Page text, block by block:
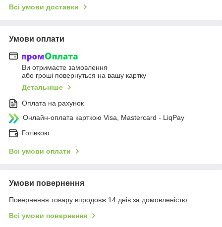
Всі умови доставки
Умови оплати
Ви отримаєте замовлення
або гроші повернуться на вашу картку
Детальніше
Оплата на рахунок
Онлайн-оплата карткою Visa, Mastercard - LiqPay
Готівкою
Всі умови оплати
Умови повернення
Повернення товару впродовж 14 днів за домовленістю
Всі умови повернення